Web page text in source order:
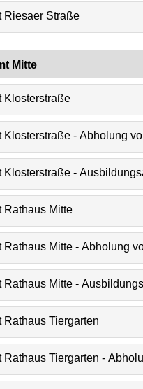
Riesaer Straße
Mitte
Klosterstraße
Klosterstraße - Abholung
Klosterstraße -
Rathaus Mitte
Rathaus Mitte - Abholung
Rathaus Mitte -
Rathaus Tiergarten
Rathaus Tiergarten -